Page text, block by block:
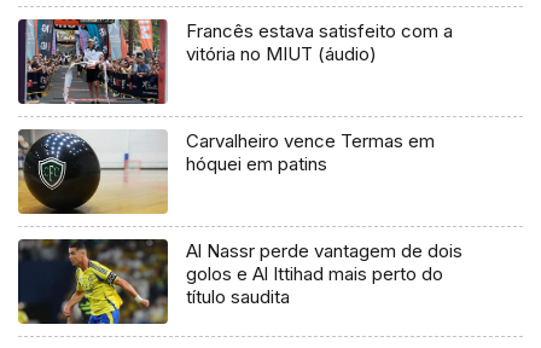
Francês estava satisfeito com a
vitória no MIUT (áudio)
Carvalheiro vence Termas em
hóquei em patins
Al Nassr perde vantagem de dois
golos e Al Ittihad mais perto do
título saudita